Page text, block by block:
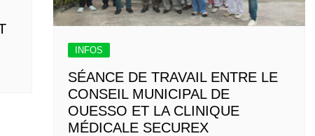
INFOS
SÉANCE DE TRAVAIL ENTRE LE
CONSEIL MUNICIPAL DE
OUESSO ET LA CLINIQUE
MÉDICALE SECUREX